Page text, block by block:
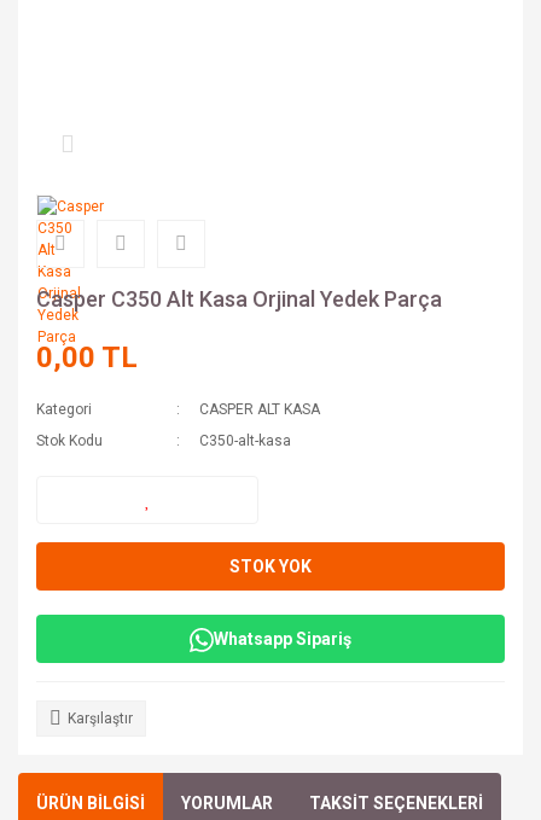
Casper C350 Alt Kasa Orjinal Yedek Parça
0,00 TL
Kategori
CASPER ALT KASA
Stok Kodu
C350-alt-kasa
STOK YOK
Whatsapp Sipariş
Karşılaştır
ÜRÜN BİLGİSİ YORUMLAR TAKSİT SEÇENEKLERİ